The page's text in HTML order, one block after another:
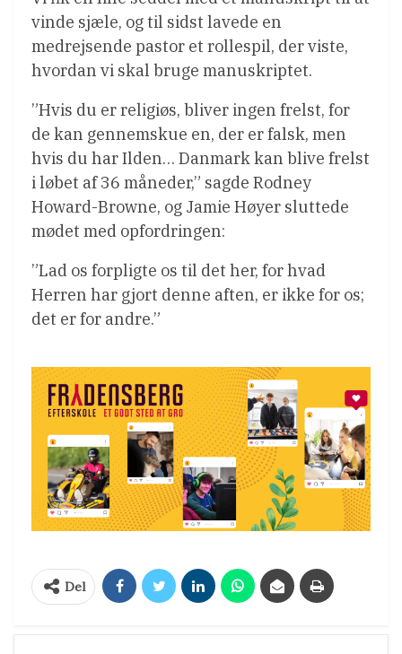
vinde sjæle, og til sidst lavede en
medrejsende pastor et rollespil, der viste,
hvordan vi skal bruge manuskriptet.
”Hvis du er religiøs, bliver ingen frelst, for
de kan gennemskue en, der er falsk, men
hvis du har Ilden… Danmark kan blive frelst
i løbet af 36 måneder,” sagde Rodney
Howard-Browne, og Jamie Høyer sluttede
mødet med opfordringen:
”Lad os forpligte os til det her, for hvad
Herren har gjort denne aften, er ikke for os;
det er for andre.”
Del